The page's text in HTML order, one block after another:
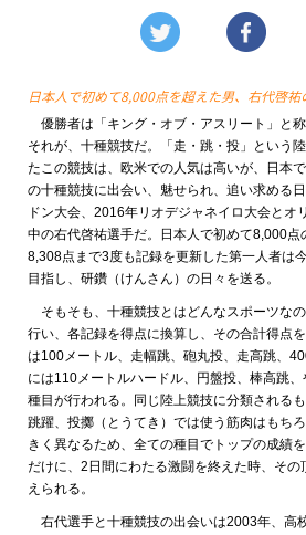
日本人で初めて8,000点を超えた男、右代啓祐
優勝者は「キング・オブ・アスリート」と称
それが、十種競技だ。「走・跳・投」という
たこの競技は、欧米での人気は高いが、日本
の十種競技に出会い、魅せられ、追い求める
ドン大会、2016年リオデジャネイロ大会とオ
中の右代啓祐選手だ。日本人で初めて8,000
8,308点まで3度も記録を更新した第一人者は
目指し、研鑽（けんさん）の日々を送る。
そもそも、十種競技とはどんなスポーツな
行い、各記録を得点に換算し、その合計得点
は100メートル、走幅跳、砲丸投、走高跳、
には110メートルハードル、円盤投、棒高跳
種目が行われる。同じ陸上競技に分類される
跳躍、投擲（とうてき）では使う筋肉はもち
きく異なるため、全ての種目でトップの成績
だけに、2日間にわたる激闘を終えた時、そ
えられる。
右代選手と十種競技の出会いは2003年、高